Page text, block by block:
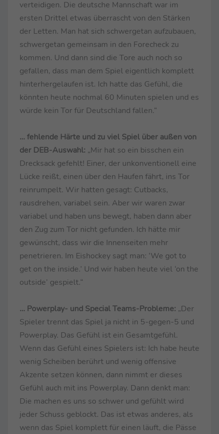
verteidigen. Die deutsche Mannschaft war im
ersten Drittel etwas überrascht von den Stärken
der Letten. Man hat sich schwergetan aufzubauen,
schwergetan gemeinsam in den Forecheck zu
kommen. Und dann sind die Tore auch noch so
gefallen, dass man dem Spiel eigentlich komplett
hinterhergelaufen ist. Ich hatte das Gefühl, die
könnten heute nochmal 60 Minuten spielen und es
würde kein Tor für Deutschland fallen.“
… fehlende Härte und zu viel Spiel über außen von
der DEB-Auswahl: „Mir hat so ein bisschen ein
Drecksack gefehlt! Einer, der unkonventionell eine
Lücke reißt, einen über den Haufen fährt, ins Tor
reinrumpelt. Wir hatten gesagt: Cutbacks,
rausdrehen, variabel sein. Aber wir waren zwar
variabel und haben uns bewegt, haben dann aber
den Zug zum Tor nicht gefunden. Ich hätte mir
gewünscht, dass wir die Innenseiten mehr
penetrieren. Im Eishockey sagt man: ‘We got to
get on the inside.’ Und wir haben heute viel ‘on the
outside’ gespielt.“
… Powerplay- und Special Teams-Probleme: „Der
Spieler trennt das Spiel ja nicht in 5-gegen-5 und
Powerplay. Das Gefühl ist ein Gesamtgefühl.
Wenn das Gefühl eines Spielers ist: Ich habe heute
wenig Scheiben berührt und wenig offensive
Akzente setzen können, dann nimmt er dieses
Gefühl auch mit ins Powerplay. Dann denkt man:
Die machen es uns so schwer und gefühlt wird
jeder Schuss geblockt. Das ist etwas anderes, als
wenn das Spiel komplett für einen läuft, die Pässe